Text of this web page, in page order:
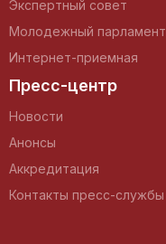
Экспертный совет
Молодежный парламент
Интернет-приемная
Пресс-центр
Новости
Анонсы
Аккредитация
Контакты пресс-службы